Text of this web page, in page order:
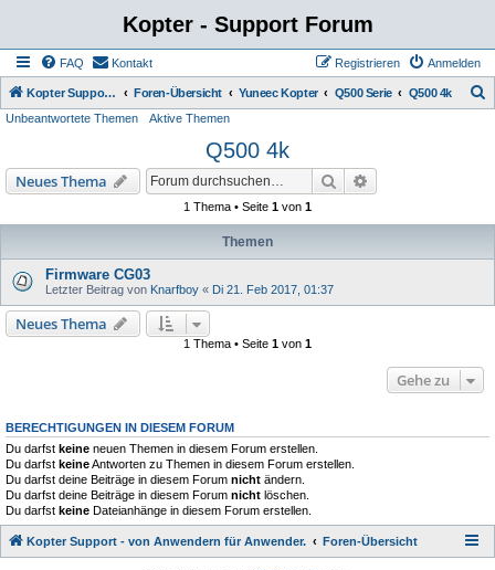
Kopter - Support Forum
FAQ Kontakt Anmelden
Registrieren
Kopter Support - von Anwendern für Anwender. Foren-Übersicht Yuneec Kopter Q500 Serie Q500 4k
Unbeantwortete Themen Aktive Themen
Q500 4k
Neues Thema Suche
1 Thema • Seite 1 von 1
Themen
Firmware CG03
Letzter Beitrag von Knarfboy « Di 21. Feb 2017, 01:37
Neues Thema
1 Thema • Seite 1 von 1
Gehe zu
BERECHTIGUNGEN IN DIESEM FORUM
Du darfst keine neuen Themen in diesem Forum erstellen.
Du darfst keineAntworten zu Themen in diesem Forum erstellen.
Du darfst deine Beiträge in diesem Forum nicht ändern.
Du darfst deine Beiträge in diesem Forum nicht löschen.
Du darfst keine Dateianhänge in diesem Forum erstellen.
Kopter Support - von Anwendern für Anwender. Foren-Übersicht